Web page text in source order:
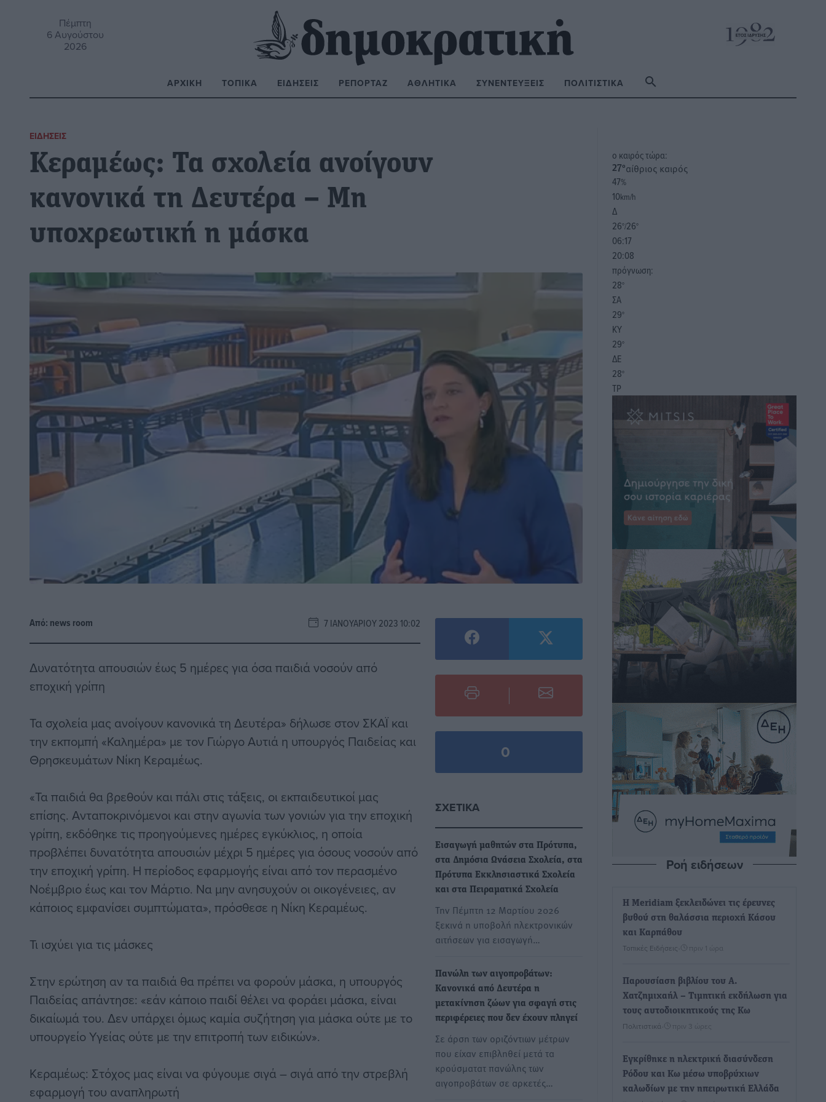
Πέμπτη
6 Αυγούστου
2026
ΑΡΧΙΚΉ ΤΟΠΙΚΆ ΕΙΔΉΣΕΙΣ ΡΕΠΟΡΤΆΖ ΑΘΛΗΤΙΚΆ ΣΥΝΕΝΤΕΎΞΕΙΣ ΠΟΛΙΤΙΣΤΙΚΆ
ΕΙΔΉΣΕΙΣ
Κεραμέως: Τα σχολεία ανοίγουν
κανονικά τη Δευτέρα – Μη
υποχρεωτική η μάσκα
Από: news room 7 ΙΑΝΟΥΑΡΊΟΥ 2023 10:02
Δυνατότητα απουσιών έως 5 ημέρες για όσα παιδιά νοσούν από
εποχική γρίπη
Τα σχολεία μας ανοίγουν κανονικά τη Δευτέρα» δήλωσε στον ΣΚΑΪ και
την εκπομπή «Καλημέρα» με τον Γιώργο Αυτιά η υπουργός Παιδείας και
Θρησκευμάτων Νίκη Κεραμέως.
«Τα παιδιά θα βρεθούν και πάλι στις τάξεις, οι εκπαιδευτικοί μας
επίσης. Ανταποκρινόμενοι και στην αγωνία των γονιών για την εποχική
γρίπη, εκδόθηκε τις προηγούμενες ημέρες εγκύκλιος, η οποία
προβλέπει δυνατότητα απουσιών μέχρι 5 ημέρες για όσους νοσούν από
την εποχική γρίπη. Η περίοδος εφαρμογής είναι από τον περασμένο
Νοέμβριο έως και τον Μάρτιο. Να μην ανησυχούν οι οικογένειες, αν
κάποιος εμφανίσει συμπτώματα», πρόσθεσε η Νίκη Κεραμέως.
Τι ισχύει για τις μάσκες
Στην ερώτηση αν τα παιδιά θα πρέπει να φορούν μάσκα, η υπουργός
Παιδείας απάντησε: «εάν κάποιο παιδί θέλει να φοράει μάσκα, είναι
δικαίωμά του. Δεν υπάρχει όμως καμία συζήτηση για μάσκα ούτε με το
υπουργείο Υγείας ούτε με την επιτροπή των ειδικών».
Κεραμέως: Στόχος μας είναι να φύγουμε σιγά – σιγά από την στρεβλή
εφαρμογή του αναπληρωτή
0
ΣΧΕΤΙΚΆ
Εισαγωγή μαθητών στα Πρότυπα,
στα Δημόσια Ωνάσεια Σχολεία, στα
Πρότυπα Εκκλησιαστικά Σχολεία
και στα Πειραματικά Σχολεία
Την Πέμπτη 12 Μαρτίου 2026
ξεκινά η υποβολή ηλεκτρονικών
αιτήσεων για εισαγωγή…
Πανώλη των αιγοπροβάτων:
Κανονικά από Δευτέρα η
μετακίνηση ζώων για σφαγή στις
περιφέρειες που δεν έχουν πληγεί
Σε άρση των οριζόντιων μέτρων
που είχαν επιβληθεί μετά τα
κρούσματατ πανώλης των
αιγοπροβάτων σε αρκετές…
o καιρός τώρα:
27°αίθριος καιρός
47%
10km/h
Δ
26°/26°
06:17
20:08
πρόγνωση:
28°
ΣΑ
29°
ΚΥ
29°
ΔΕ
28°
ΤΡ
Ροή ειδήσεων
Η Meridiam ξεκλειδώνει τις έρευνες
βυθού στη θαλάσσια περιοχή Κάσου
και Καρπάθου
Τοπικές Ειδήσεις πριν 1 ώρα
Παρουσίαση βιβλίου του Α.
Χατζημιχαήλ – Τιμητική εκδήλωση για
τους αυτοδιοικητικούς της Κω
Πολιτιστικά πριν 3 ώρες
Εγκρίθηκε η ηλεκτρική διασύνδεση
Ρόδου και Κω μέσω υποβρύχιων
καλωδίων με την ηπειρωτική Ελλάδα